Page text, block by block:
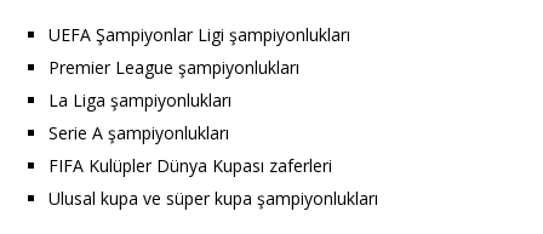
UEFA Şampiyonlar Ligi şampiyonlukları
Premier League şampiyonlukları
La Liga şampiyonlukları
Serie A şampiyonlukları
FIFA Kulüpler Dünya Kupası zaferleri
Ulusal kupa ve süper kupa şampiyonlukları